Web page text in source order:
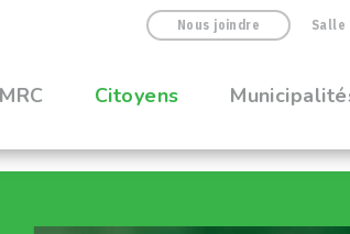
Nous joindre Salle
Citoyens